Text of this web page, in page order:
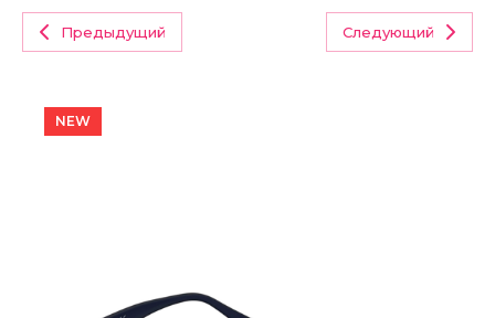
Предыдущий Следующий
NEW